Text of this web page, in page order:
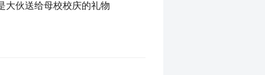
大伙送给母校校庆的礼物